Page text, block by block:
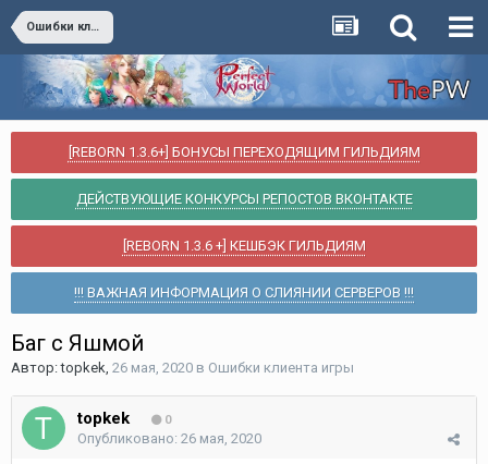
Ошибки клиента игры
[REBORN 1.3.6+] БОНУСЫ ПЕРЕХОДЯЩИМ ГИЛЬДИЯМ
ДЕЙСТВУЮЩИЕ КОНКУРСЫ РЕПОСТОВ ВКОНТАКТЕ
[REBORN 1.3.6 +] КЕШБЭК ГИЛЬДИЯМ
!!! ВАЖНАЯ ИНФОРМАЦИЯ О СЛИЯНИИ СЕРВЕРОВ !!!
Баг с Яшмой
Автор:topkek, 26 мая, 2020 в Ошибки клиента игры
topkek 0
Опубликовано: 26 мая, 2020